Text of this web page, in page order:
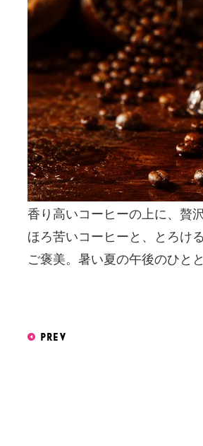
香り高いコーヒーの上に、贅
ほろ苦いコーヒーと、とろけ
ご褒美。暑い夏の午後のひと